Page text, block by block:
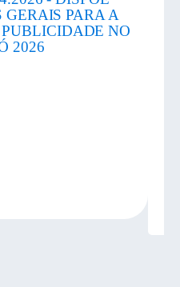
GERAIS PARA A
NO
2026